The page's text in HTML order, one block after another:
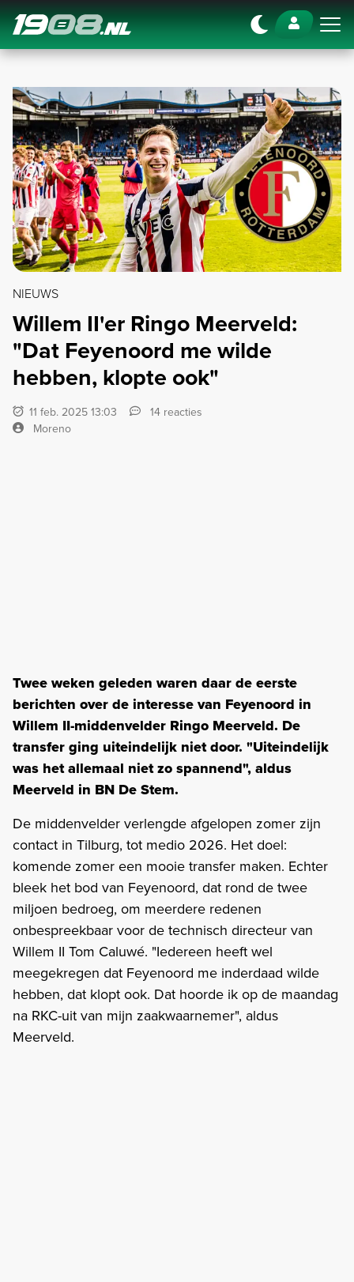
Navigation
NIEUWS
Willem II'er Ringo Meerveld:
"Dat Feyenoord me wilde
hebben, klopte ook"
11 feb. 2025 13:03
14 reacties
Moreno
Twee weken geleden waren daar de eerste
berichten over de interesse van Feyenoord in
Willem II-middenvelder Ringo Meerveld. De
transfer ging uiteindelijk niet door. "Uiteindelijk
was het allemaal niet zo spannend", aldus
Meerveld in BN De Stem.
De middenvelder verlengde afgelopen zomer zijn
contact in Tilburg, tot medio 2026. Het doel:
komende zomer een mooie transfer maken. Echter
bleek het bod van Feyenoord, dat rond de twee
miljoen bedroeg, om meerdere redenen
onbespreekbaar voor de technisch directeur van
Willem II Tom Caluwé. "Iedereen heeft wel
meegekregen dat Feyenoord me inderdaad wilde
hebben, dat klopt ook. Dat hoorde ik op de maandag
na RKC-uit van mijn zaakwaarnemer", aldus
Meerveld.